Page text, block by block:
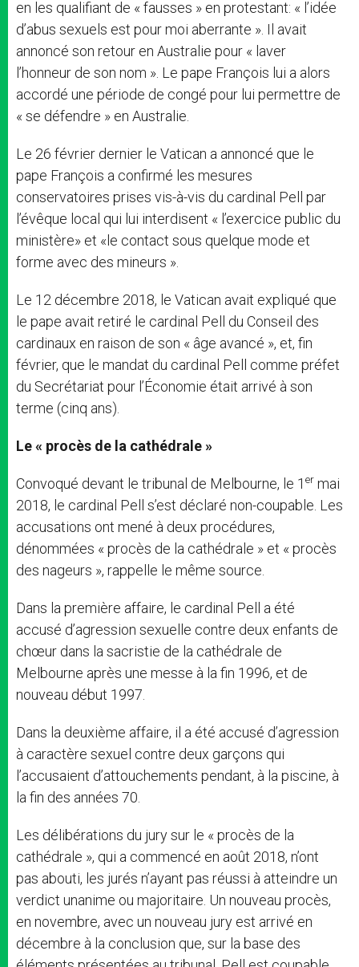
en les qualifiant de « fausses » en protestant: « l’idée
d’abus sexuels est pour moi aberrante ». Il avait
annoncé son retour en Australie pour « laver
l’honneur de son nom ». Le pape François lui a alors
accordé une période de congé pour lui permettre de
« se défendre » en Australie.
Le 26 février dernier le Vatican a annoncé que le
pape François a confirmé les mesures
conservatoires prises vis-à-vis du cardinal Pell par
l’évêque local qui lui interdisent « l’exercice public du
ministère» et «le contact sous quelque mode et
forme avec des mineurs ».
Le 12 décembre 2018, le Vatican avait expliqué que
le pape avait retiré le cardinal Pell du Conseil des
cardinaux en raison de son « âge avancé », et, fin
février, que le mandat du cardinal Pell comme préfet
du Secrétariat pour l’Économie était arrivé à son
terme (cinq ans).
Le « procès de la cathédrale »
Convoqué devant le tribunal de Melbourne, le 1 er mai
2018, le cardinal Pell s’est déclaré non-coupable. Les
accusations ont mené à deux procédures,
dénommées « procès de la cathédrale » et « procès
des nageurs », rappelle le même source.
Dans la première affaire, le cardinal Pell a été
accusé d’agression sexuelle contre deux enfants de
chœur dans la sacristie de la cathédrale de
Melbourne après une messe à la fin 1996, et de
nouveau début 1997.
Dans la deuxième affaire, il a été accusé d’agression
à caractère sexuel contre deux garçons qui
l’accusaient d’attouchements pendant, à la piscine, à
la fin des années 70.
Les délibérations du jury sur le « procès de la
cathédrale », qui a commencé en août 2018, n’ont
pas abouti, les jurés n’ayant pas réussi à atteindre un
verdict unanime ou majoritaire. Un nouveau procès,
en novembre, avec un nouveau jury est arrivé en
décembre à la conclusion que, sur la base des